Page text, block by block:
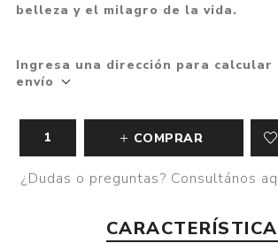
belleza y el milagro de la vida.
Ingresa una dirección para calcular
envío
COMPRAR
¿Dudas o preguntas? Consultános